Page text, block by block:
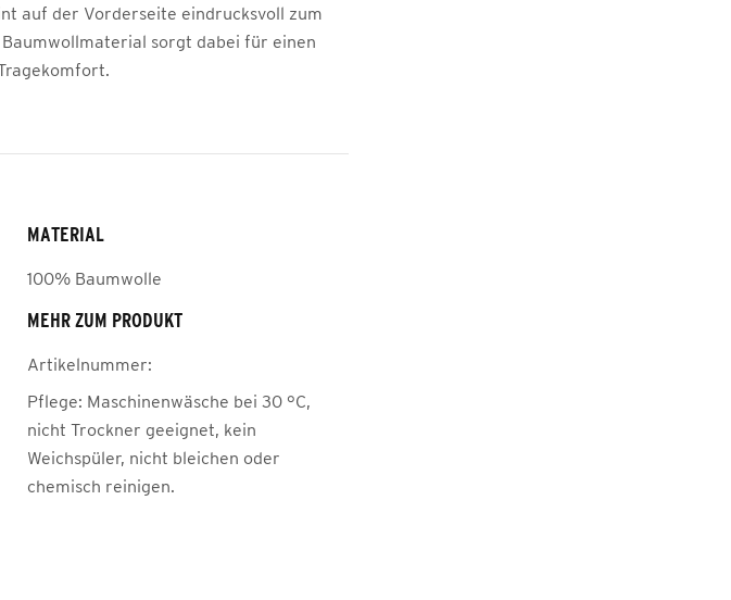
auf der Vorderseite eindrucksvoll zum
sorgt dabei für einen
MATERIAL
100% Baumwolle
MEHR ZUM PRODUKT
Artikelnummer:
Pflege: Maschinenwäsche bei 30 °C,
nicht Trockner geeignet, kein
Weichspüler, nicht bleichen oder
chemisch reinigen.